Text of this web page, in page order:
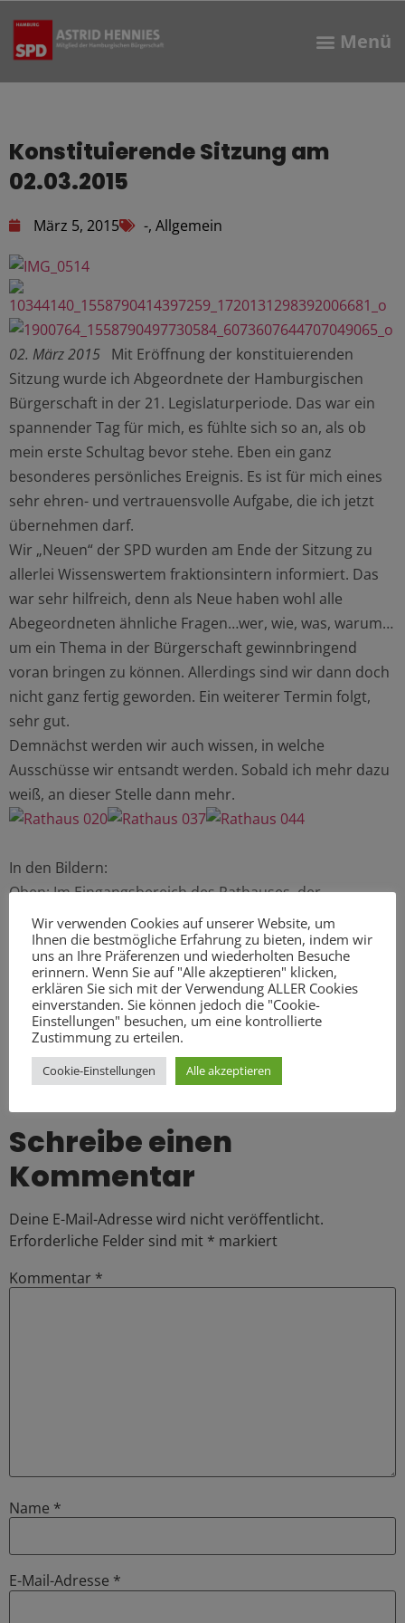
Konstituierende Sitzung am
02.03.2015
März 5, 2015 -, Allgemein
02. März 2015 Mit Eröffnung der konstituierenden
Sitzung wurde ich Abgeordnete der Hamburgischen
Bürgerschaft in der 21. Legislaturperiode. Das war ein
spannender Tag für mich, es fühlte sich so an, als ob
mein erste Schultag bevor stehe. Eben ein ganz
besonderes persönliches Ereignis. Es ist für mich eines
sehr ehren- und vertrauensvolle Aufgabe, die ich jetzt
übernehmen darf.
Wir „Neuen“ der SPD wurden am Ende der Sitzung zu
allerlei Wissenswertem fraktionsintern informiert. Das
war sehr hilfreich, denn als Neue haben wohl alle
Abegeordneten ähnliche Fragen…wer, wie, was, warum…
um ein Thema in der Bürgerschaft gewinnbringend
voran bringen zu können. Allerdings sind wir dann doch
nicht ganz fertig geworden. Ein weiterer Termin folgt,
sehr gut.
Demnächst werden wir auch wissen, in welche
Ausschüsse wir entsandt werden. Sobald ich mehr dazu
weiß, an dieser Stelle dann mehr.
In den Bildern:
Oben: Im Eingangsbereich des Rathauses, der
Plenarsaal; Jeder Abgeordnete erhielt eine Stofftasche
mit Materialen (ein Stift, CD´s “Die Alsterdetektive” und
natürlich Sitzungsunterlagenerhalten)
Unten: Unsere neue und alte Bürgerschaftspräsidentin
Carola Veit; Die Senatsmitglieder und unser
Bürgermeister; Gewusel im Plenarsaal am Ende der
Sitzung
Schreibe einen
Kommentar
Deine E-Mail-Adresse wird nicht veröffentlicht.
Erforderliche Felder sind mit * markiert
Kommentar *
Name *
E-Mail-Adresse *
Wir verwenden Cookies auf unserer Website, um
Ihnen die bestmögliche Erfahrung zu bieten, indem wir
uns an Ihre Präferenzen und wiederholten Besuche
erinnern. Wenn Sie auf "Alle akzeptieren" klicken,
erklären Sie sich mit der Verwendung ALLER Cookies
einverstanden. Sie können jedoch die "Cookie-
Einstellungen" besuchen, um eine kontrollierte
Zustimmung zu erteilen.
Cookie-Einstellungen Alle akzeptieren